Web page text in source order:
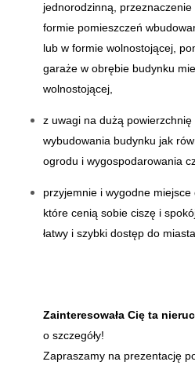
jednorodzinną, przeznaczenie
formie pomieszczeń
lub w formie wolnostojącej,
garaże w obrębie budynku
wolnostojącej,
z uwagi na dużą powierzchnię
wybudowania budynku jak
ogrodu i wygospodarowania
przyjemnie i wygodne
które cenią sobie ciszę i
łatwy i szybki dostęp do
Zainteresowała Cię ta
o szczegóły!
Zapraszamy na prezentację